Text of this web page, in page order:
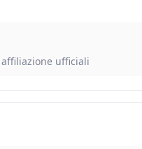
ufficiali